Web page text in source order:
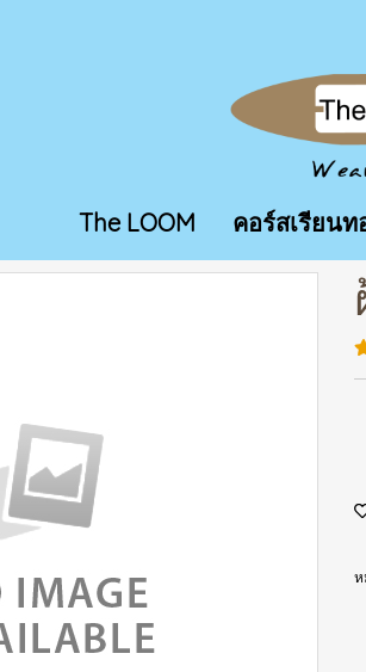
The LOOM คอร์สเรียนท
ห